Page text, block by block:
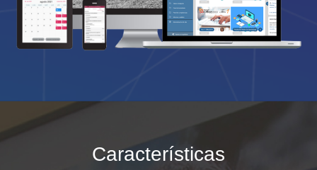
Características